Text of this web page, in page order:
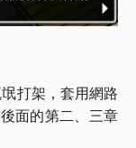
打架，套用網路
面的第二、三章